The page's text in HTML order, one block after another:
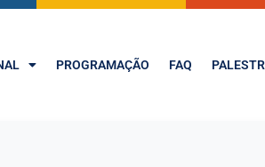
PROGRAMAÇÃO FAQ